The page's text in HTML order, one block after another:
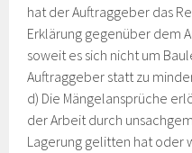
hat der Auftraggeber das
Erklärung gegenüber dem
soweit es sich nicht um
Auftraggeber statt zu
d) Die Mängelansprüche
der Arbeit durch
Lagerung gelitten hat oder